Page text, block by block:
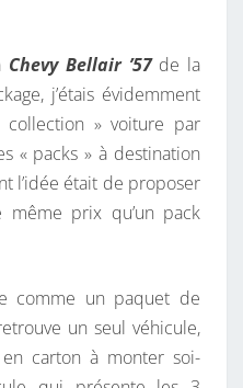
À
E
G
Chevy Bellair ’57 de la
j’étais évidemment
collection » voiture par
« packs » à destination
l’idée était de proposer
prix qu’un pack
comme un paquet de
un seul véhicule,
carton à monter soi-